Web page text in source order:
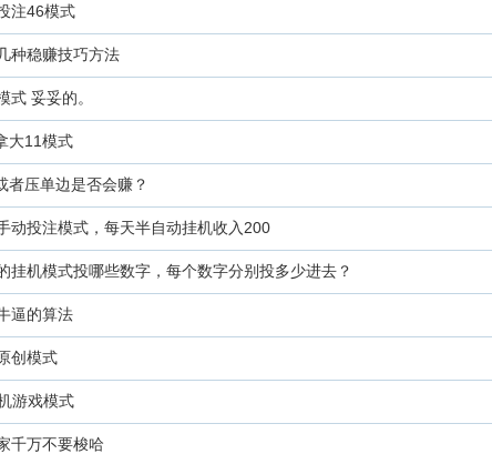
注46模式
种稳赚技巧方法
式 妥妥的。
大11模式
者压单边是否会赚？
动投注模式，每天半自动挂机收入200
挂机模式投哪些数字，每个数字分别投多少进去？
逼的算法
创模式
游戏模式
千万不要梭哈